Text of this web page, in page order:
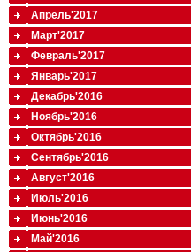
Апрель'2017
Март'2017
Февраль'2017
Январь'2017
Декабрь'2016
Ноябрь'2016
Октябрь'2016
Сентябрь'2016
Август'2016
Июль'2016
Июнь'2016
Май'2016